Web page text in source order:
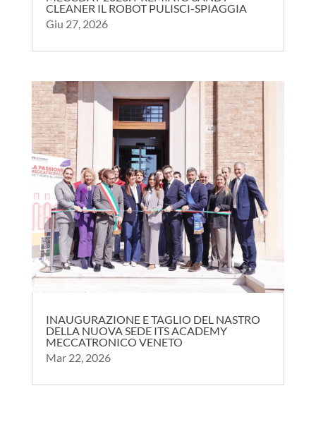
MECCDAY 2026: PREMIATO SANDY
DELLA NUOVA SEDE ITS ACADEMY